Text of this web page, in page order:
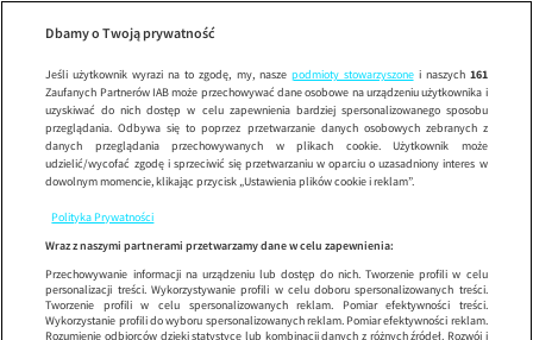
Wypróbuj aplikację mobilną
Korzystaj z łatwiejszej nawigacji i ciesz się szybszym
Dbamy o Twoją prywatność
Jeśli użytkownik wyrazi na to zgodę, my, nasze podmioty stowarzyszonei naszych 161
Zaufanych Partnerów IAB może przechowywać dane osobowe na urządzeniu użytkownika i
uzyskiwać do nich dostęp w celu zapewnienia bardziej spersonalizowanego sposobu
przeglądania. Odbywa się to poprzez przetwarzanie danych osobowych zebranych z
danych przeglądania przechowywanych w plikach cookie. Użytkownik może
udzielić/wycofać zgodę i sprzeciwić się przetwarzaniu w oparciu o uzasadniony interes w
dowolnym momencie, klikając przycisk „Ustawienia plików cookie i reklam”.
Polityka Prywatności
Wraz z naszymi partnerami przetwarzamy dane w celu zapewnienia:
Przechowywanie informacji na urządzeniu lub dostęp do nich. Tworzenie profili w celu
personalizacji treści. Wykorzystywanie profili w celu doboru spersonalizowanych treści.
Tworzenie profili w celu spersonalizowanych reklam. Pomiar efektywności treści.
Wykorzystanie profili do wyboru spersonalizowanych reklam. Pomiar efektywności reklam.
Rozumienie odbiorców dzięki statystyce lub kombinacji danych z różnych źródeł. Rozwój i